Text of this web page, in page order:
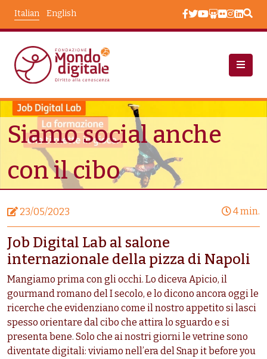
English
Italian
Notizie Siamo Social Anche Con Il Cibo
Siamo social anche
con il cibo
23/05/2023 4 min.
Job Digital Lab al salone
internazionale della pizza di Napoli
Mangiamo prima con gli occhi. Lo diceva Apicio, il
gourmand romano del I secolo, e lo dicono ancora oggi le
ricerche che evidenziano come il nostro appetito si lasci
spesso orientare dal cibo che attira lo sguardo e si
presenta bene. Solo che ai nostri giorni le vetrine sono
diventate digitali: viviamo nell’era del Snap it before you